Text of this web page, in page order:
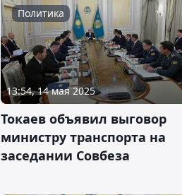
Политика
13:54, 14 мая 2025
Токаев объявил выговор
министру транспорта на
заседании Совбеза